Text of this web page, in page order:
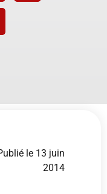
le 13 juin
2014